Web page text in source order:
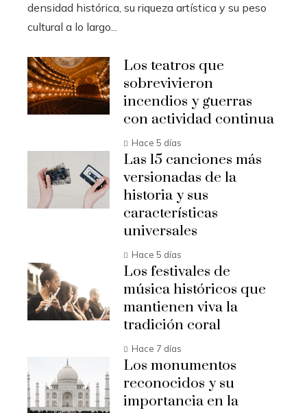
densidad histórica, su riqueza artística y su peso
cultural a lo largo...
Los teatros que
sobrevivieron
incendios y guerras
con actividad continua
Hace 5 días
Las 15 canciones más
versionadas de la
historia y sus
características
universales
Hace 5 días
Los festivales de
música históricos que
mantienen viva la
tradición coral
Hace 7 días
Los monumentos
reconocidos y su
importancia en la